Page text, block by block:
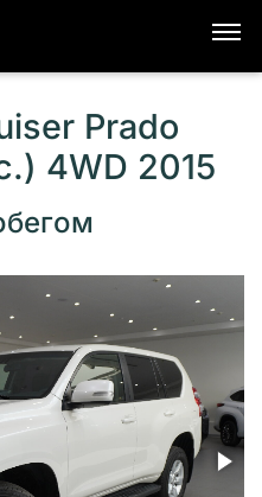
Prado
4WD 2015